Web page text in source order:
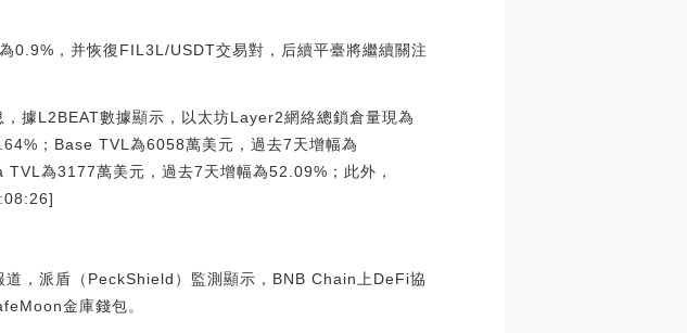
0.9%，并恢復FIL3L/USDT交易對，后續平臺將繼續關注
據L2BEAT數據顯示，以太坊Layer2網絡總鎖倉量現為
；Base TVL為6058萬美元，過去7天增幅為
為3177萬美元，過去7天增幅為52.09%；此外，
，派盾（PeckShield）監測顯示，BNB Chain上DeFi協
金庫錢包。